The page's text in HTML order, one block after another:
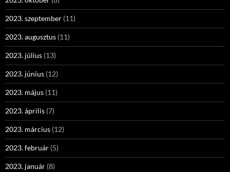
2023. szeptember (11)
2023. augusztus (11)
2023. július (13)
2023. június (12)
2023. május (11)
2023. április (7)
2023. március (12)
2023. február (5)
2023. január (8)